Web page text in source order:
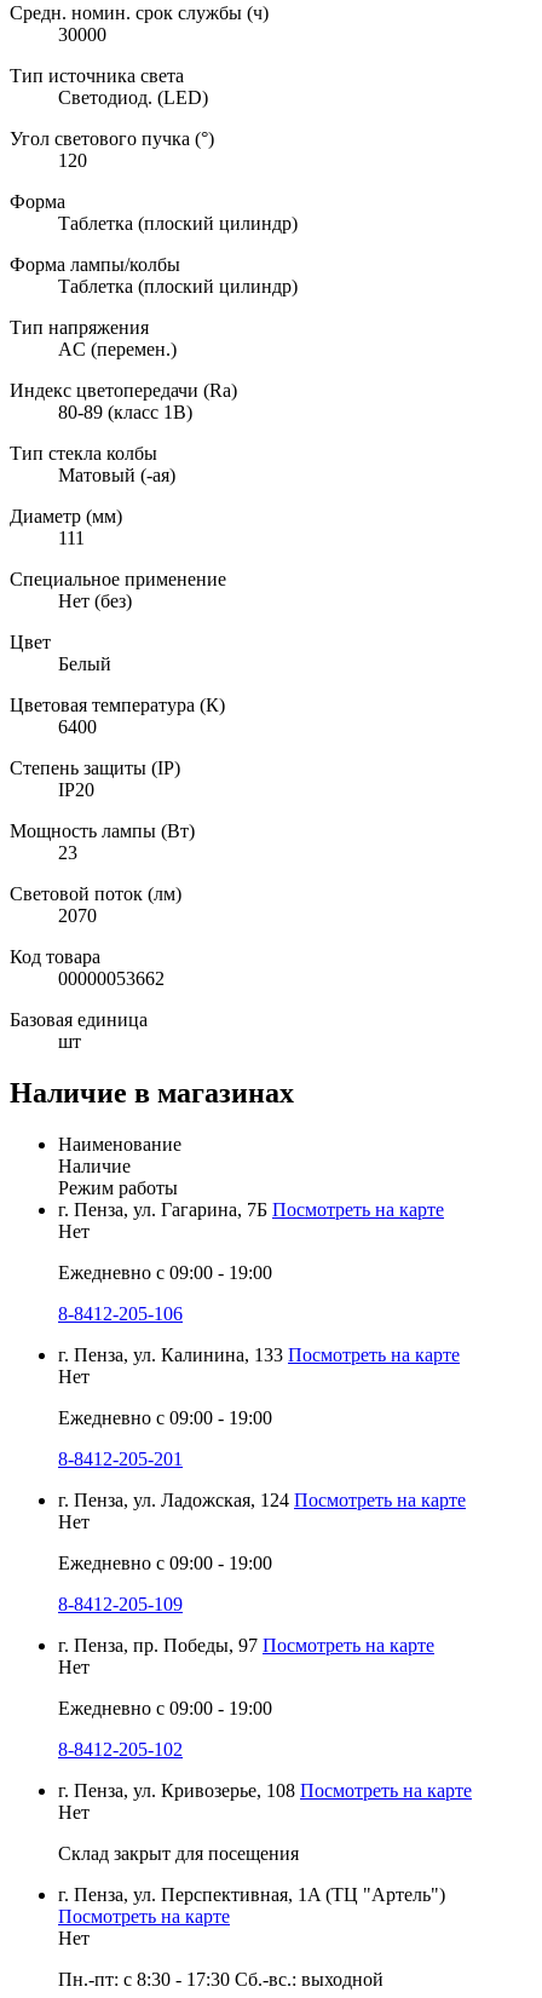
Средн. номин. срок службы (ч)
30000
Тип источника света
Светодиод. (LED)
Угол светового пучка (°)
120
Форма
Таблетка (плоский цилиндр)
Форма лампы/колбы
Таблетка (плоский цилиндр)
Тип напряжения
AC (перемен.)
Индекс цветопередачи (Ra)
80-89 (класс 1B)
Тип стекла колбы
Матовый (-ая)
Диаметр (мм)
111
Специальное применение
Нет (без)
Цвет
Белый
Цветовая температура (К)
6400
Степень защиты (IP)
IP20
Мощность лампы (Вт)
23
Световой поток (лм)
2070
Код товара
00000053662
Базовая единица
шт
Наличие в магазинах
Наименование
Наличие
Режим работы
г. Пенза, ул. Гагарина, 7Б Посмотреть на карте
Нет
Ежедневно с 09:00 - 19:00
8-8412-205-106
г. Пенза, ул. Калинина, 133 Посмотреть на карте
Нет
Ежедневно с 09:00 - 19:00
8-8412-205-201
г. Пенза, ул. Ладожская, 124 Посмотреть на карте
Нет
Ежедневно с 09:00 - 19:00
8-8412-205-109
г. Пенза, пр. Победы, 97 Посмотреть на карте
Нет
Ежедневно с 09:00 - 19:00
8-8412-205-102
г. Пенза, ул. Кривозерье, 108 Посмотреть на карте
Нет
Склад закрыт для посещения
г. Пенза, ул. Перспективная, 1A (ТЦ "Артель")
Посмотреть на карте
Нет
Пн.-пт: с 8:30 - 17:30 Сб.-вс.: выходной